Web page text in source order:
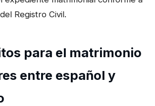
Registro Civil.
para el matrimonio
entre español y